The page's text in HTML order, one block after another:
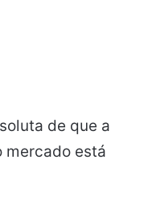
de que a
mercado está